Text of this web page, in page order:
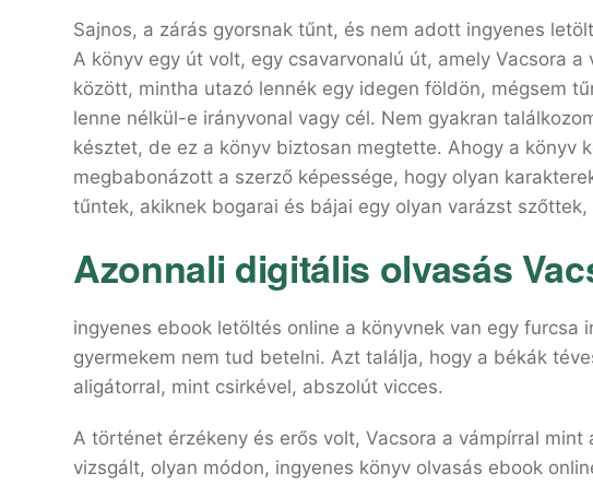
Sajnos, a zárás gyorsnak tűnt, és nem adott ingyenes
A könyv egy út volt, egy csavarvonalú út, amely Vacsora
között, mintha utazó lennék egy idegen földön, mégsem
lenne nélkül-e irányvonal vagy cél. Nem gyakran
késztet, de ez a könyv biztosan megtette. Ahogy a könyv
megbabonázott a szerző képessége, hogy olyan
tűntek, akiknek bogarai és bájai egy olyan varázst
Azonnali digitális olvasás
ingyenes ebook letöltés online a könyvnek van egy furcsa
gyermekem nem tud betelni. Azt találja, hogy a békák
aligátorral, mint csirkével, abszolút vicces.
A történet érzékeny és erős volt, Vacsora a vámpírral
vizsgált, olyan módon, ingyenes könyv olvasás ebook